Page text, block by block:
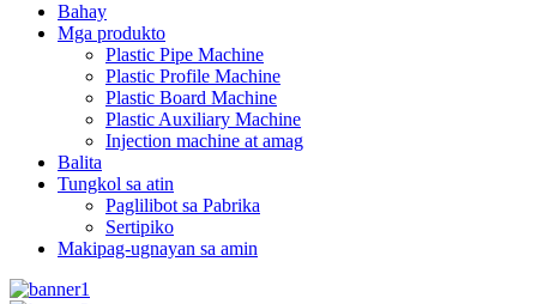
Bahay
Mga produkto
Plastic Pipe Machine
Plastic Profile Machine
Plastic Board Machine
Plastic Auxiliary Machine
Injection machine at amag
Balita
Tungkol sa atin
Paglilibot sa Pabrika
Sertipiko
Makipag-ugnayan sa amin